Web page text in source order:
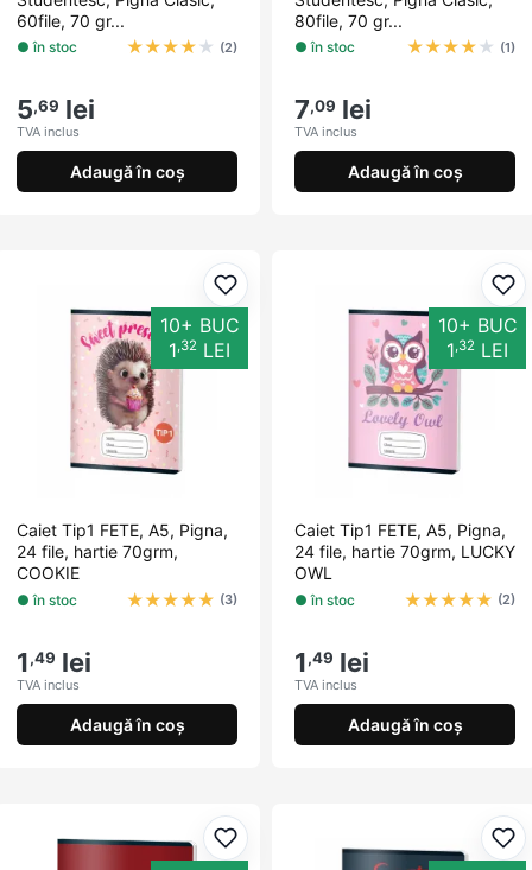
60file, 70 gr...
● în stoc ★★★★ ★ (2)
5,69 lei
TVA inclus
Adaugă în coș
80file, 70 gr...
● în stoc ★★★★ ★ (1)
7,09 lei
TVA inclus
Adaugă în coș
Adaugă la favorite
10+ BUC
1,32 LEI
Caiet Tip1 FETE, A5, Pigna,
24 file, hartie 70grm,
COOKIE
● în stoc ★★★★★ (3)
1,49 lei
TVA inclus
Adaugă în coș
10+ BUC
1,32 LEI
Caiet Tip1 FETE, A5, Pigna,
24 file, hartie 70grm, LUCKY
OWL
● în stoc ★★★★★ (2)
1,49 lei
TVA inclus
Adaugă în coș
Adaugă la favorite